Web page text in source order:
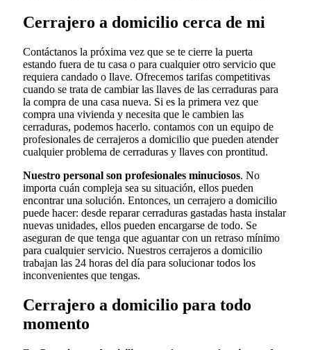
Cerrajero a domicilio cerca de mi
Contáctanos la próxima vez que se te cierre la puerta
estando fuera de tu casa o para cualquier otro servicio que
requiera candado o llave. Ofrecemos tarifas competitivas
cuando se trata de cambiar las llaves de las cerraduras para
la compra de una casa nueva. Si es la primera vez que
compra una vivienda y necesita que le cambien las
cerraduras, podemos hacerlo. contamos con un equipo de
profesionales de cerrajeros a domicilio que pueden atender
cualquier problema de cerraduras y llaves con prontitud.
Nuestro personal son profesionales minuciosos. No
importa cuán compleja sea su situación, ellos pueden
encontrar una solución. Entonces, un cerrajero a domicilio
puede hacer: desde reparar cerraduras gastadas hasta instalar
nuevas unidades, ellos pueden encargarse de todo. Se
aseguran de que tenga que aguantar con un retraso mínimo
para cualquier servicio. Nuestros cerrajeros a domicilio
trabajan las 24 horas del día para solucionar todos los
inconvenientes que tengas.
Cerrajero a domicilio para todo
momento